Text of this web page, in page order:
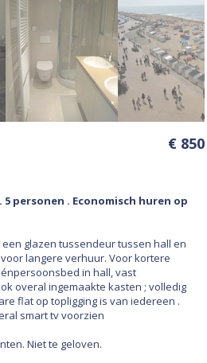
€ 850
personen . Economisch huren op
glazen tussendeur tussen hall en
langere verhuur. Voor kortere
in hall, vast
overal ingemaakte kasten ; volledig
flat op topligging is van iedereen .
smart tv voorzien
Niet te geloven.